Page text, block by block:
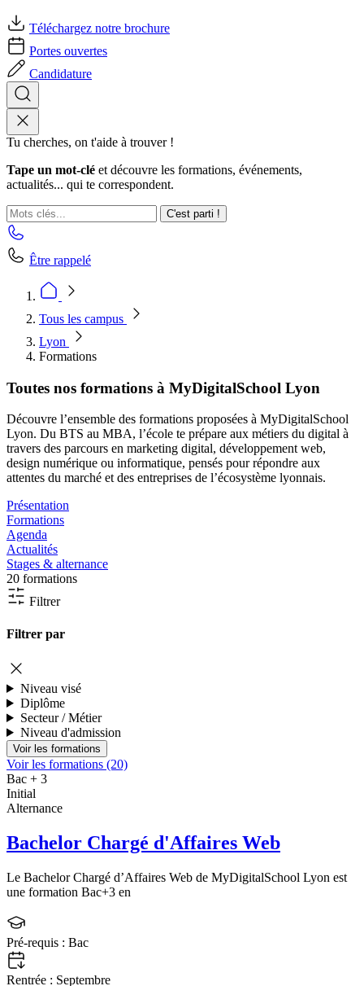
Téléchargez notre brochure
Portes ouvertes
Candidature
Tu cherches, on t'aide à trouver !
Tape un mot-clé et découvre les formations, événements,
actualités... qui te correspondent.
C'est parti !
Être rappelé
Tous les campus
Lyon
Formations
Toutes nos formations à MyDigitalSchool Lyon
Découvre l’ensemble des formations proposées à MyDigitalSchool
Lyon. Du BTS au MBA, l’école te prépare aux métiers du digital à
travers des parcours en marketing digital, développement web,
design numérique ou informatique, pensés pour répondre aux
attentes du marché et des entreprises de l’écosystème lyonnais.
Présentation
Formations
Agenda
Actualités
Stages & alternance
20 formations
Filtrer
Filtrer par
Niveau visé
Diplôme
Secteur / Métier
Niveau d'admission
Voir les formations (20)
Bac + 3
Initial
Alternance
Bachelor Chargé d'Affaires Web
Le Bachelor Chargé d’Affaires Web de MyDigitalSchool Lyon est
une formation Bac+3 en
Pré-requis : Bac
Rentrée : Septembre